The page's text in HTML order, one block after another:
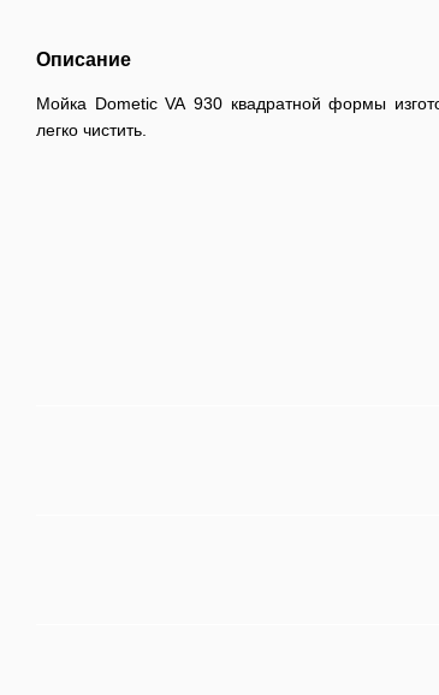
Описание
Мойка Dometic VA 930 квадратной формы
легко чистить.